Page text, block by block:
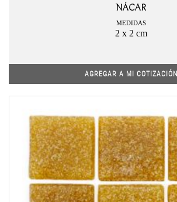
NÁCAR
MEDIDAS
2 x 2 cm
AGREGAR A MI COTIZACIÓN